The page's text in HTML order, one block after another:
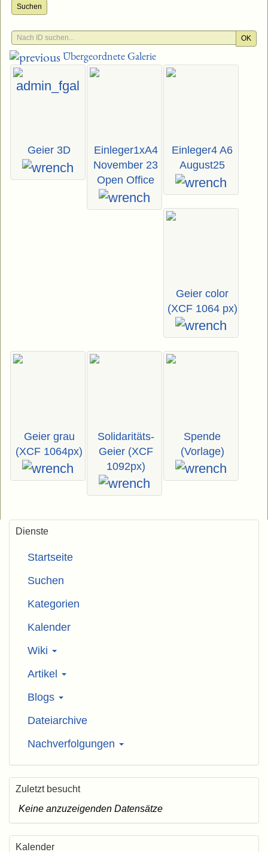
Suchen
OK
Übergeordnete Galerie
Geier 3D
Einleger1xA4
November 23
Open Office
Einleger4 A6
August25
Geier color
(XCF 1064 px)
Geier grau
(XCF 1064px)
Solidaritäts-
Geier (XCF
1092px)
Spende
(Vorlage)
Dienste
Startseite
Suchen
Kategorien
Kalender
Wiki
Artikel
Blogs
Dateiarchive
Nachverfolgungen
Zuletzt besucht
Keine anzuzeigenden Datensätze
Kalender